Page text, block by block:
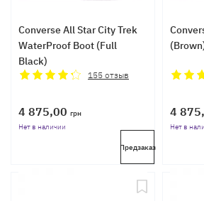
Converse All Star City Trek
WaterProof Boot (Full
Black)
155отзыв
4 875,00 грн
Нет в наличии
Предзаказ
4
Нет в